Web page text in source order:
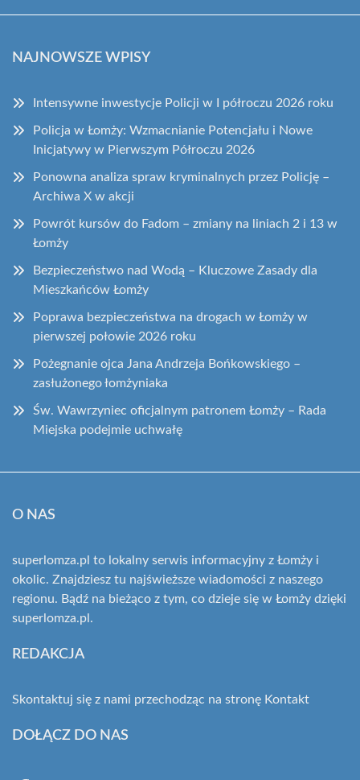
NAJNOWSZE WPISY
Intensywne inwestycje Policji w I półroczu 2026 roku
Policja w Łomży: Wzmacnianie Potencjału i Nowe
Inicjatywy w Pierwszym Półroczu 2026
Ponowna analiza spraw kryminalnych przez Policję –
Archiwa X w akcji
Powrót kursów do Fadom – zmiany na liniach 2 i 13 w
Łomży
Bezpieczeństwo nad Wodą – Kluczowe Zasady dla
Mieszkańców Łomży
Poprawa bezpieczeństwa na drogach w Łomży w
pierwszej połowie 2026 roku
Pożegnanie ojca Jana Andrzeja Bońkowskiego –
zasłużonego łomżyniaka
Św. Wawrzyniec oficjalnym patronem Łomży – Rada
Miejska podejmie uchwałę
O NAS
superlomza.pl to lokalny serwis informacyjny z Łomży i
okolic. Znajdziesz tu najświeższe wiadomości z naszego
regionu. Bądź na bieżąco z tym, co dzieje się w Łomży dzięki
superlomza.pl.
REDAKCJA
Skontaktuj się z nami przechodząc na stronę Kontakt
DOŁĄCZ DO NAS